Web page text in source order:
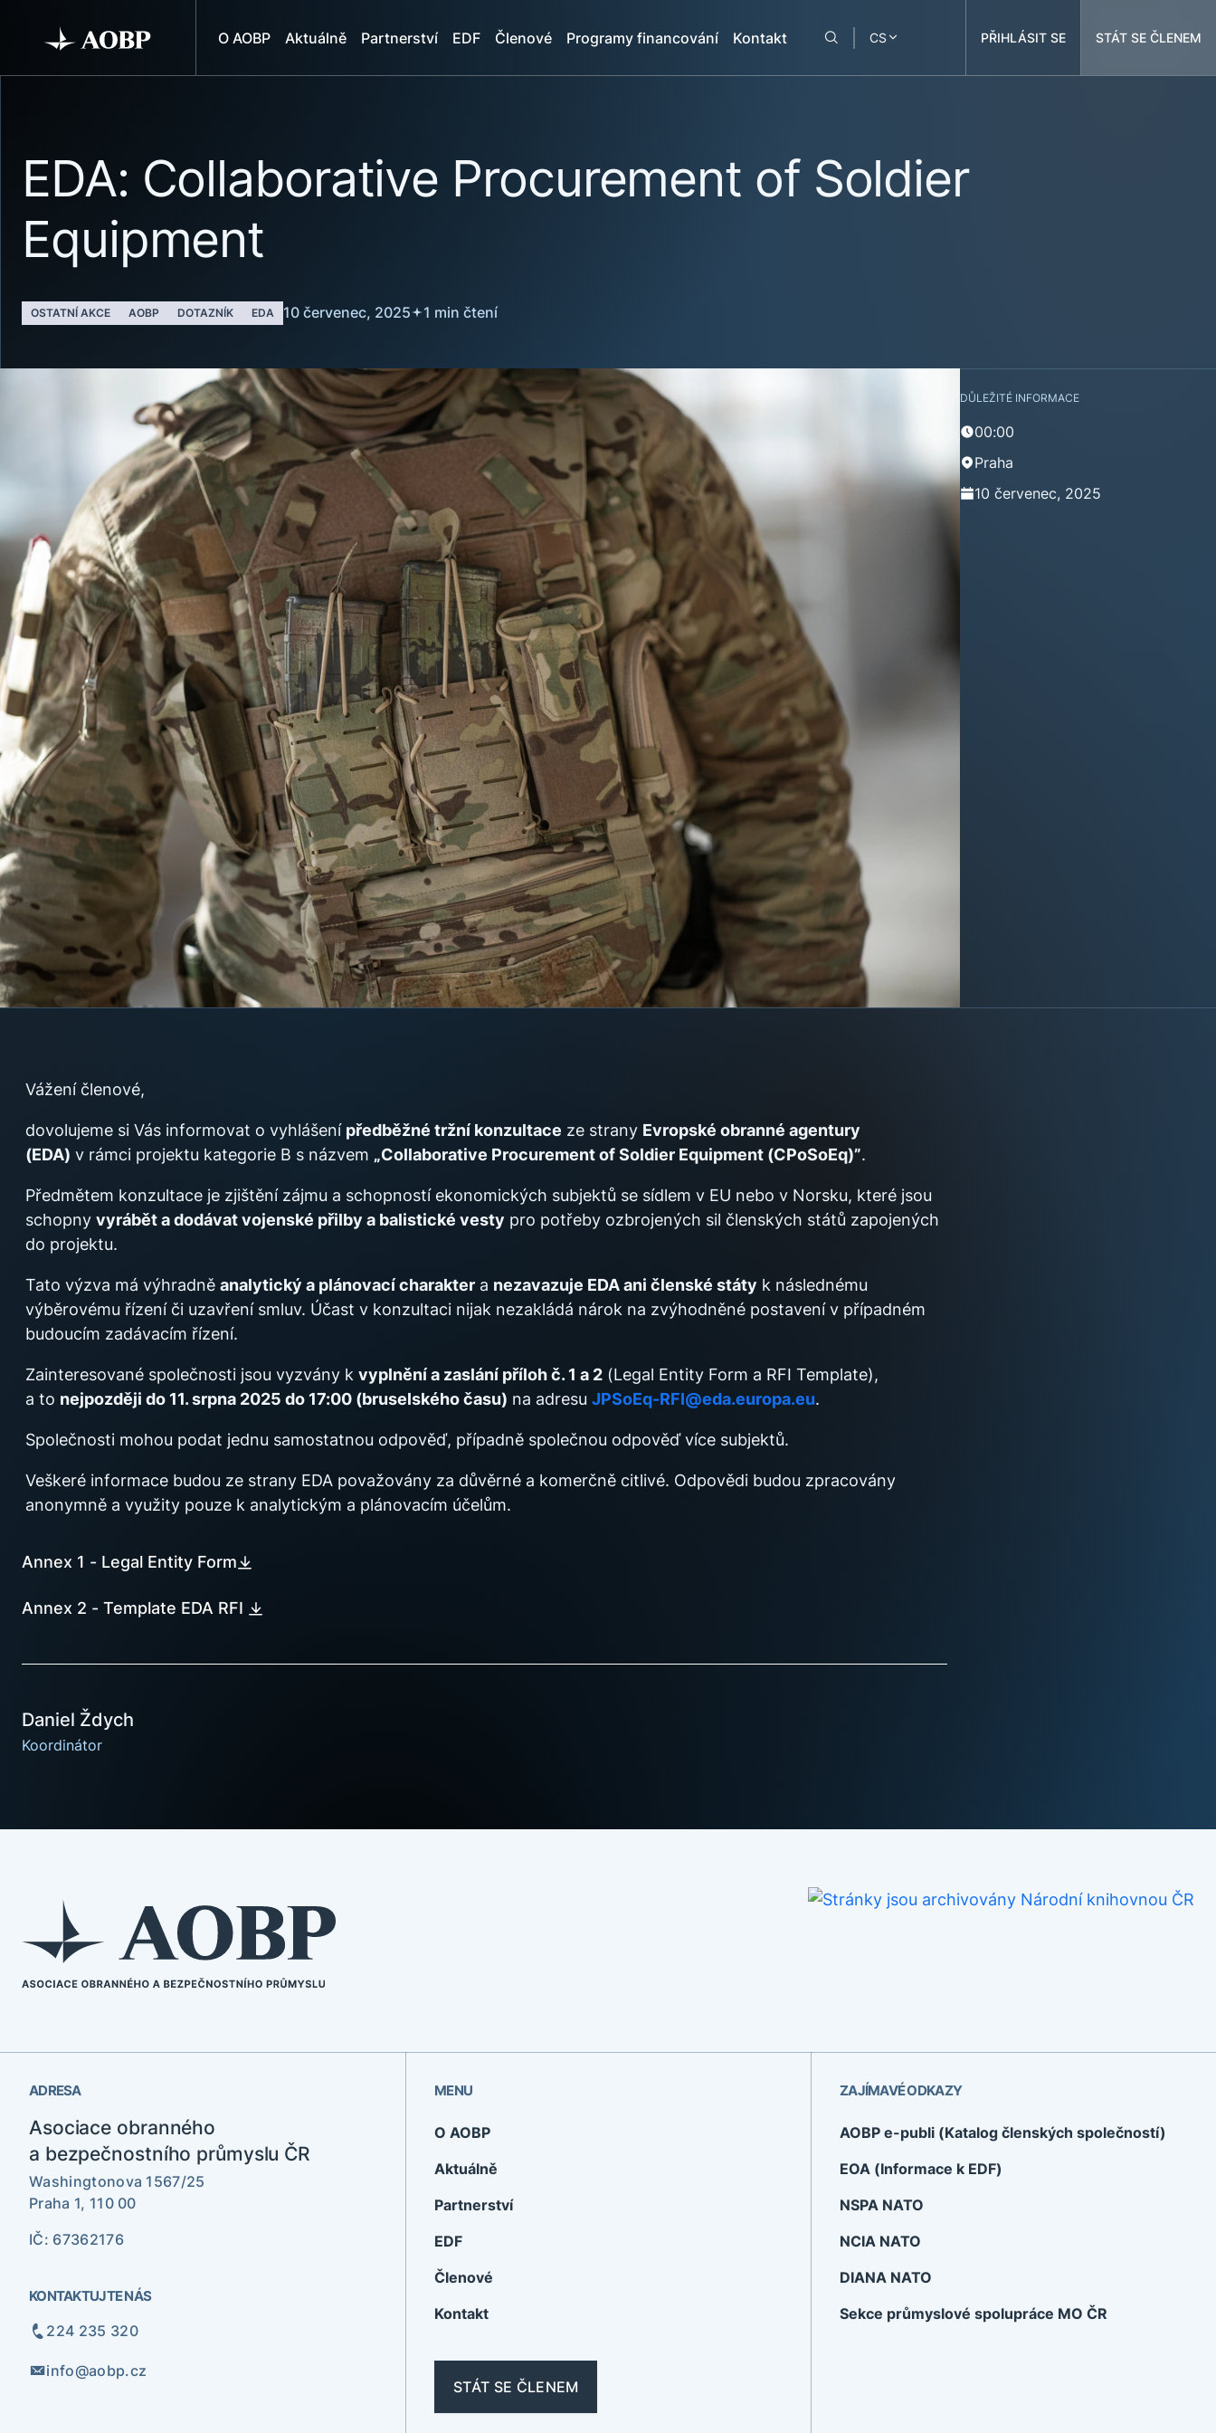
O AOBP Aktuálně Partnerství EDF Členové Programy financování Kontakt PŘIHLÁSIT SE STÁT SE ČLENEM
CS
EDA: Collaborative Procurement of Soldier
Equipment
OSTATNÍ AKCE AOBP DOTAZNÍK EDA 10 červenec, 2025 1 min čtení
DŮLEŽITÉ INFORMACE
00:00
Praha
10 červenec, 2025
Vážení členové,
dovolujeme si Vás informovat o vyhlášení předběžné tržní konzultace ze strany Evropské obranné agentury
(EDA) v rámci projektu kategorie B s názvem „Collaborative Procurement of Soldier Equipment (CPoSoEq)”.
Předmětem konzultace je zjištění zájmu a schopností ekonomických subjektů se sídlem v EU nebo v Norsku, které jsou
schopny vyrábět a dodávat vojenské přilby a balistické vesty pro potřeby ozbrojených sil členských států zapojených
do projektu.
Tato výzva má výhradně analytický a plánovací charakter a nezavazuje EDA ani členské státy k následnému
výběrovému řízení či uzavření smluv. Účast v konzultaci nijak nezakládá nárok na zvýhodněné postavení v případném
budoucím zadávacím řízení.
Zainteresované společnosti jsou vyzvány k vyplnění a zaslání příloh č. 1 a 2 (Legal Entity Form a RFI Template),
a to nejpozději do 11. srpna 2025 do 17:00 (bruselského času) na adresu JPSoEq-RFI@eda.europa.eu.
Společnosti mohou podat jednu samostatnou odpověď, případně společnou odpověď více subjektů.
Veškeré informace budou ze strany EDA považovány za důvěrné a komerčně citlivé. Odpovědi budou zpracovány
anonymně a využity pouze k analytickým a plánovacím účelům.
Annex 1 - Legal Entity Form
Annex 2 - Template EDA RFI
Daniel Ždych
Koordinátor
ADRESA
Asociace obranného
a bezpečnostního průmyslu ČR
Washingtonova 1567/25
Praha 1, 110 00
IČ: 67362176
KONTAKTUJTE NÁS
224 235 320
info@aobp.cz
MENU
O AOBP
Aktuálně
Partnerství
EDF
Členové
Kontakt
STÁT SE ČLENEM
ZAJÍMAVÉ ODKAZY
AOBP e-publi (Katalog členských společností)
EOA (Informace k EDF)
NSPA NATO
NCIA NATO
DIANA NATO
Sekce průmyslové spolupráce MO ČR